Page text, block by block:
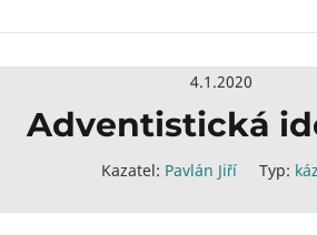
4.1.2020
Adventistická
Kazatel: Pavlán Jiří Typ: